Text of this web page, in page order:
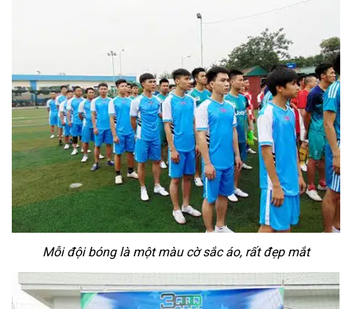
Mỗi đội bóng là một màu cờ sắc áo, rất đẹp mắt